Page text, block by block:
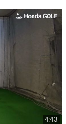
4:43